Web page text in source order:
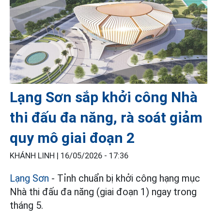
Lạng Sơn sắp khởi công Nhà
thi đấu đa năng, rà soát giảm
quy mô giai đoạn 2
KHÁNH LINH | 16/05/2026 - 17:36
Lạng Sơn - Tỉnh chuẩn bị khởi công hạng mục
Nhà thi đấu đa năng (giai đoạn 1) ngay trong
tháng 5.